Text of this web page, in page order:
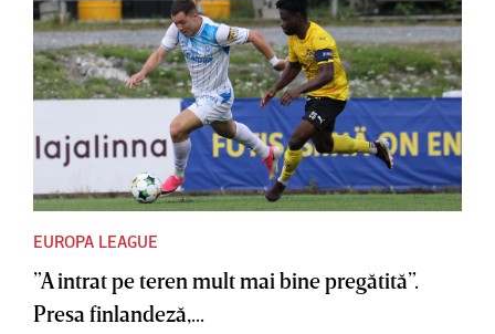
EUROPA LEAGUE
”A intrat pe teren mult mai bine pregătită”.
Presa finlandeză,...